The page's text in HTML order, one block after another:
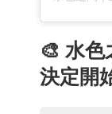
🎨 水
決定開